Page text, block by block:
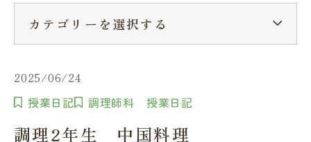
卒業生の方へ在学生へ一般の方へ（教室・講習会）
2025/06/24
授業日記 調理師科 授業日記
調理2年生 中国料理
カテゴリーを選択する